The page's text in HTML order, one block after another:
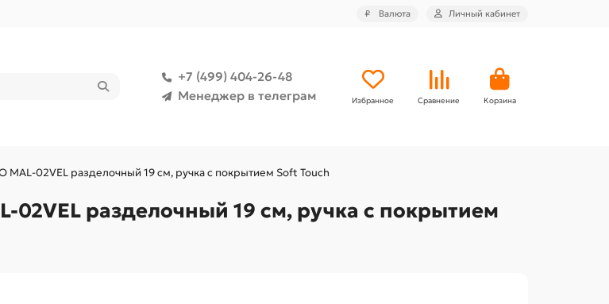
₽ Валюта Личный кабинет
+7 (499) 404-26-48
Менеджер в телеграм
Избранное Сравнение Корзина
MAL-02VEL разделочный 19 см, ручка с покрытием Soft Touch
02VEL разделочный 19 см, ручка с покрытием